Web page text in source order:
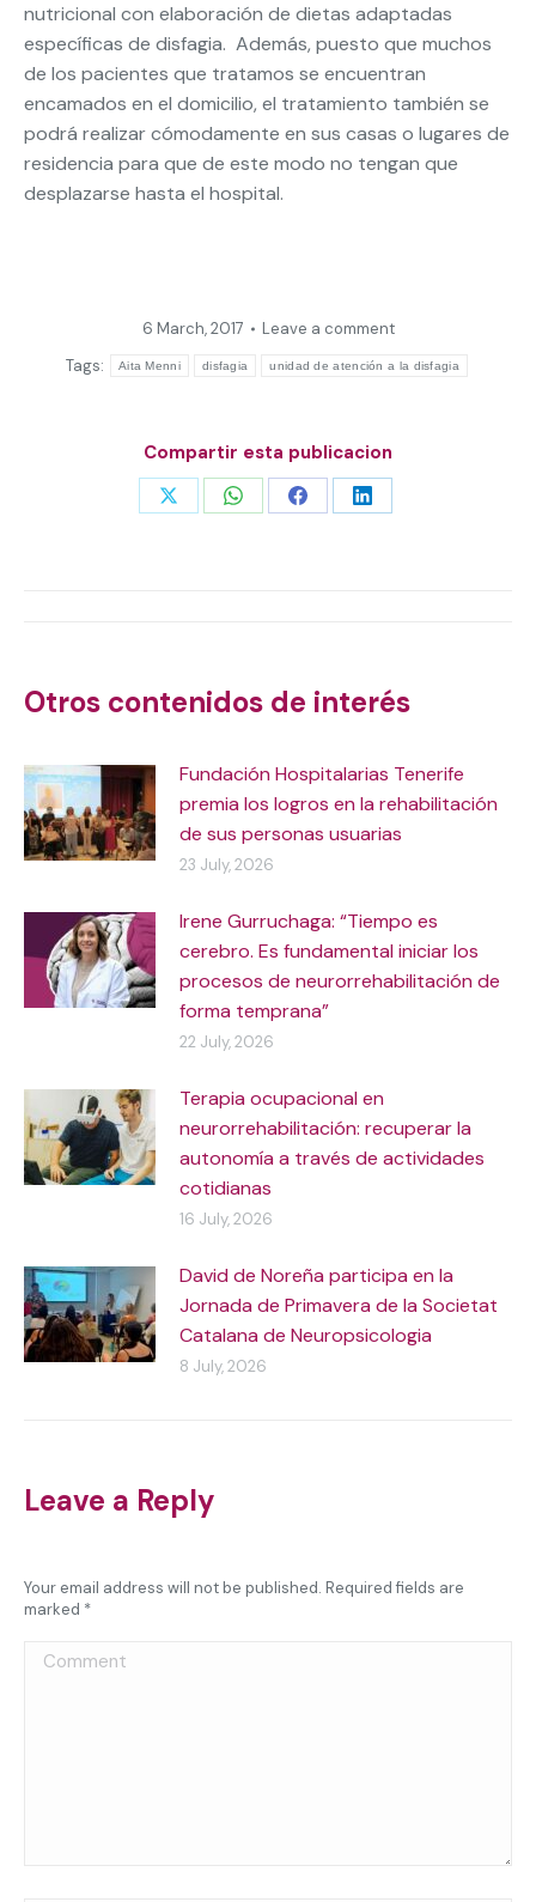
nutricional con elaboración de dietas adaptadas
específicas de disfagia. Además, puesto que muchos
de los pacientes que tratamos se encuentran
encamados en el domicilio, el tratamiento también se
podrá realizar cómodamente en sus casas o lugares de
residencia para que de este modo no tengan que
desplazarse hasta el hospital.
6 March, 2017
Leave a comment
Tags:
Aita Menni disfagia unidad de atención a la disfagia
Compartir esta publicacion
Share Share Share Share
Otros contenidos de interés
Fundación Hospitalarias Tenerife
premia los logros en la rehabilitación
de sus personas usuarias
23 July, 2026
Irene Gurruchaga: “Tiempo es
cerebro. Es fundamental iniciar los
procesos de neurorrehabilitación de
forma temprana”
22 July, 2026
Terapia ocupacional en
neurorrehabilitación: recuperar la
autonomía a través de actividades
cotidianas
16 July, 2026
David de Noreña participa en la
Jornada de Primavera de la Societat
Catalana de Neuropsicologia
8 July, 2026
Leave a Reply
Your email address will not be published. Required fields are
marked *
Comment